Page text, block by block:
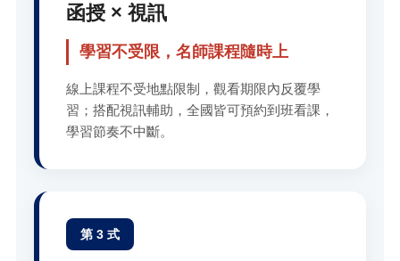
函授 × 視訊
學習不受限，名師課程隨時上
線上課程不受地點限制，觀看期限內反覆學
習；搭配視訊輔助，全國皆可預約到班看課，
學習節奏不中斷。
第 3 式